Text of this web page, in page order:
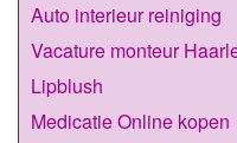
Auto interieur reiniging
Vacature monteur
Lipblush
Medicatie Online kopen